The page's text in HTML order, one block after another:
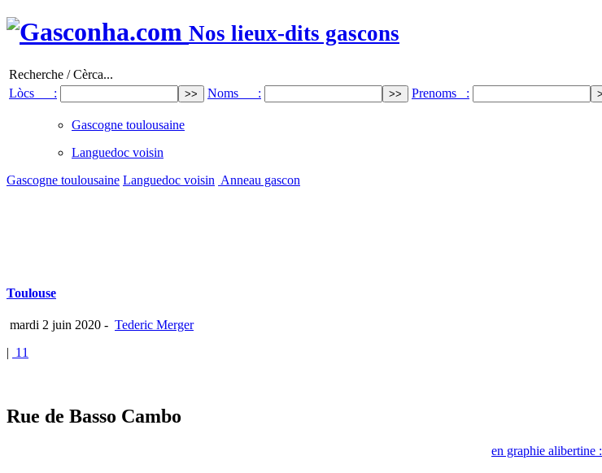
Nos lieux-dits gascons
Recherche / Cèrca...
Lòcs :
Noms : Prenoms :
Gascogne toulousaine
Languedoc voisin
Gascogne toulousaine Languedoc voisin Anneau gascon
Toulouse
mardi 2 juin 2020 - Tederic Merger
| 11
Rue de Basso Cambo
en graphie alibertine :